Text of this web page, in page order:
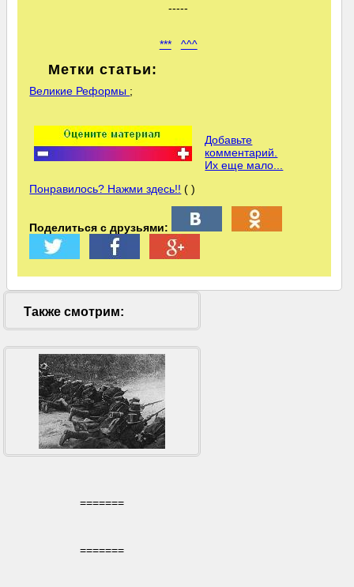
-----
*** ^^^
Метки статьи:
Великие Реформы ;
Добавьте
комментарий.
Их еще мало...
Понравилось? Нажми здесь!! ( )
Поделиться с друзьями:
Также смотрим:
=======
=======